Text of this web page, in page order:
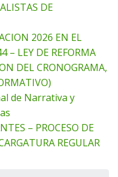
DE
2026 EN EL
– LEY DE REFORMA
DEL CRONOGRAMA,
de Narrativa y
– PROCESO DE
REGULAR